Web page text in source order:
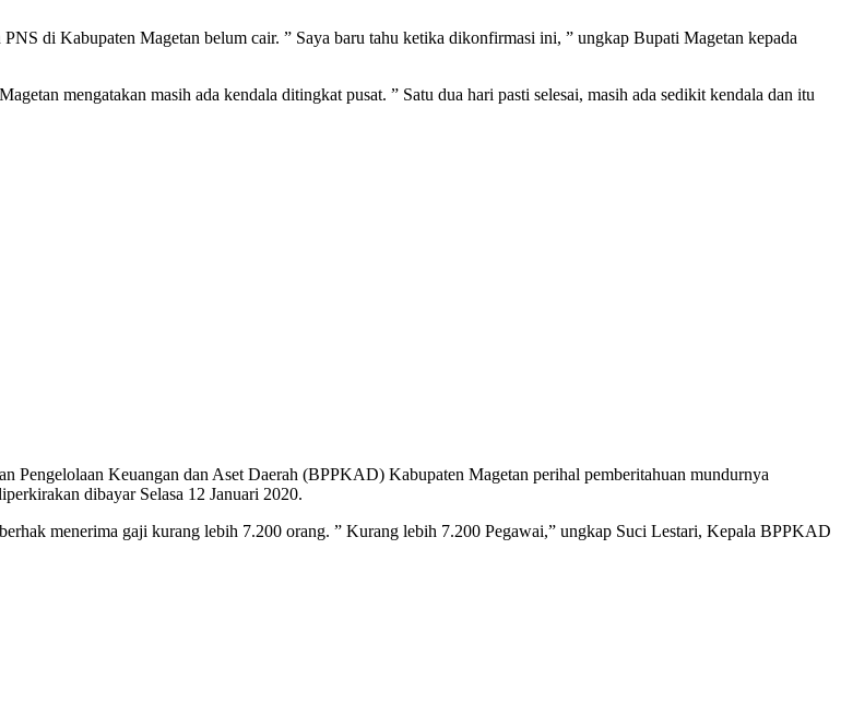
di Kabupaten Magetan belum cair. ” Saya baru tahu ketika dikonfirmasi ini, ” ungkap Bupati Magetan kepada
mengatakan masih ada kendala ditingkat pusat. ” Satu dua hari pasti selesai, masih ada sedikit kendala dan itu
Pengelolaan Keuangan dan Aset Daerah (BPPKAD) Kabupaten Magetan perihal pemberitahuan mundurnya
dibayar Selasa 12 Januari 2020.
menerima gaji kurang lebih 7.200 orang. ” Kurang lebih 7.200 Pegawai,” ungkap Suci Lestari, Kepala BPPKAD